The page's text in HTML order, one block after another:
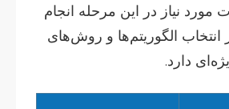
مورد نیاز در این مرحله انجام
الگوریتم‌ها و روش‌های
دارد.